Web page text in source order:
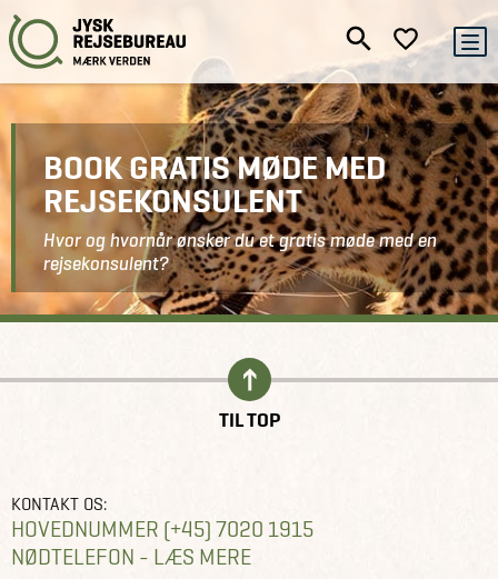
BOOK GRATIS MØDE MED
REJSEKONSULENT
Hvor og hvornår ønsker du et gratis møde med en
rejsekonsulent?
TIL TOP
KONTAKT OS:
HOVEDNUMMER (+45) 7020 1915
NØDTELEFON - LÆS MERE